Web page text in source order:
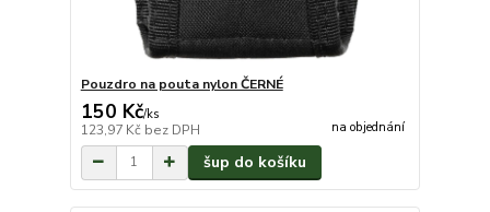
Pouzdro na pouta nylon ČERNÉ
150 Kč/ks
123,97 Kč bez DPH na objednání
šup do košíku